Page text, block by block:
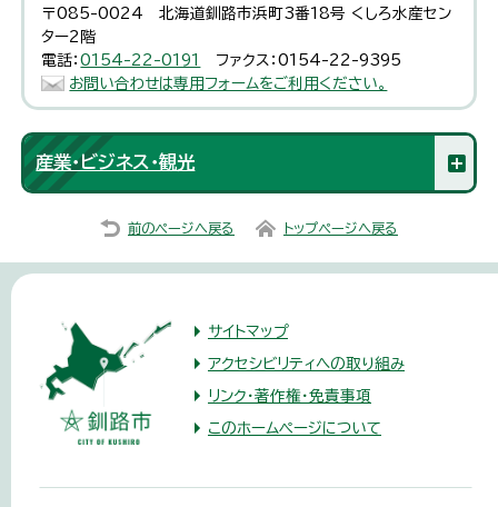
〒085-0024 北海道釧路市浜町3番18号 くしろ水産セン
ター2階
電話：0154-22-0191
ファクス：0154-22-9395
お問い合わせは専用フォームをご利用ください。
産業・ビジネス・観光
前のページへ戻る トップページへ戻る
サイトマップ
アクセシビリティへの取り組み
リンク・著作権・免責事項
このホームページについて